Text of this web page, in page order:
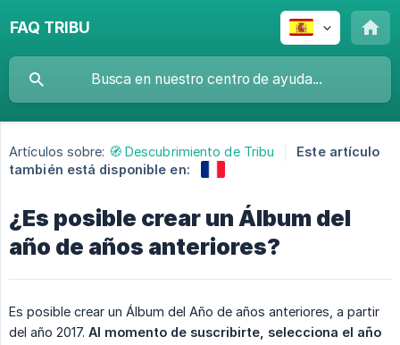
FAQ TRIBU
Artículos sobre: 🧭 Descubrimiento de Tribu
Este artículo
también está disponible en:
¿Es posible crear un Álbum del
año de años anteriores?
Es posible crear un Álbum del Año de años anteriores, a partir
del año 2017. Al momento de suscribirte, selecciona el año